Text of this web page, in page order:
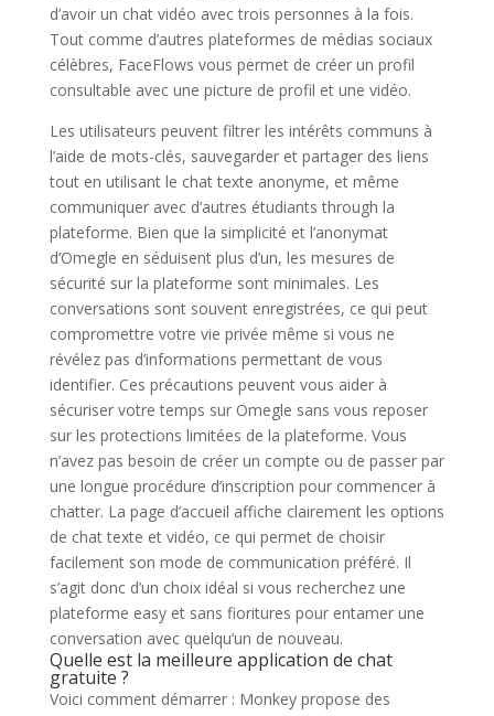
d’avoir un chat vidéo avec trois personnes à la fois.
Tout comme d’autres plateformes de médias sociaux
célèbres, FaceFlows vous permet de créer un profil
consultable avec une picture de profil et une vidéo.
Les utilisateurs peuvent filtrer les intérêts communs à
l’aide de mots-clés, sauvegarder et partager des liens
tout en utilisant le chat texte anonyme, et même
communiquer avec d’autres étudiants through la
plateforme. Bien que la simplicité et l’anonymat
d’Omegle en séduisent plus d’un, les mesures de
sécurité sur la plateforme sont minimales. Les
conversations sont souvent enregistrées, ce qui peut
compromettre votre vie privée même si vous ne
révélez pas d’informations permettant de vous
identifier. Ces précautions peuvent vous aider à
sécuriser votre temps sur Omegle sans vous reposer
sur les protections limitées de la plateforme. Vous
n’avez pas besoin de créer un compte ou de passer par
une longue procédure d’inscription pour commencer à
chatter. La page d’accueil affiche clairement les options
de chat texte et vidéo, ce qui permet de choisir
facilement son mode de communication préféré. Il
s’agit donc d’un choix idéal si vous recherchez une
plateforme easy et sans fioritures pour entamer une
conversation avec quelqu’un de nouveau.
Quelle est la meilleure application de chat
gratuite ?
Voici comment démarrer : Monkey propose des